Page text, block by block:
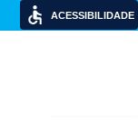
ACESSIBILIDADE